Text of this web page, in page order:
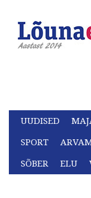
UUDISED
SPORT
SÕBER
ELU